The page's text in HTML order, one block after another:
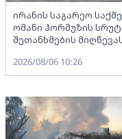
ირანის საგარეო
ომანი ჰორმუზის
შეთანხმების
2026/08/06 10:26